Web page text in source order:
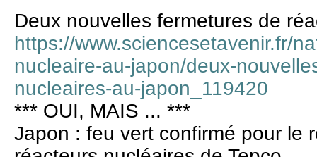
Deux nouvelles fermetures de
https://www.sciencesetavenir.fr/
nucleaire-au-japon/deux-
nucleaires-au-japon_119420
*** OUI, MAIS ... ***
Japon : feu vert confirmé pour le